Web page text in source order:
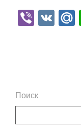
Viber
VK
Поиск